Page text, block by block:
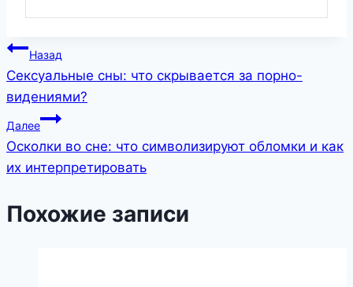
Навигация
по
записям
Назад
Сексуальные сны: что скрывается за порно-
видениями?
Далее
Осколки во сне: что символизируют обломки и как
их интерпретировать
Похожие записи